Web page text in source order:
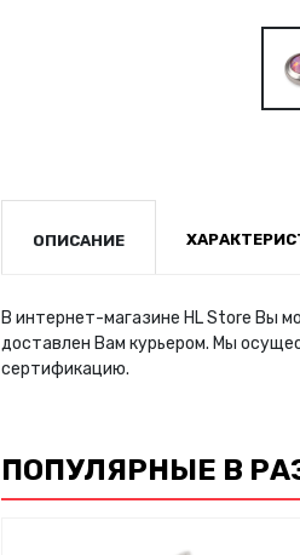
ОПИСАНИЕ
В интернет-магазине HL Store Вы
доставлен Вам курьером. Мы
сертификацию.
ПОПУЛЯРНЫЕ В